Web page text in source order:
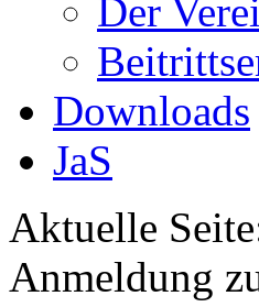
Der
Downloads
JaS
Aktuelle
Anmeldung